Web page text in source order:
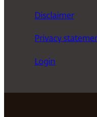
Disclaimer
Privacy
Login